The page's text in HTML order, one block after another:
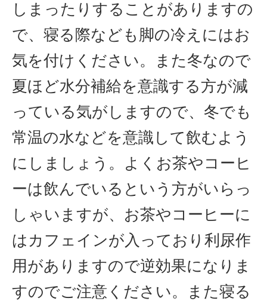
しまったりすることがありますの
で、寝る際なども脚の冷えにはお
気を付けください。また冬なので
夏ほど水分補給を意識する方が減
っている気がしますので、冬でも
常温の水などを意識して飲むよう
にしましょう。よくお茶やコーヒ
ーは飲んでいるという方がいらっ
しゃいますが、お茶やコーヒーに
はカフェインが入っており利尿作
用がありますので逆効果になりま
すのでご注意ください。また寝る